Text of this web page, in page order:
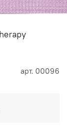
арт. 00096